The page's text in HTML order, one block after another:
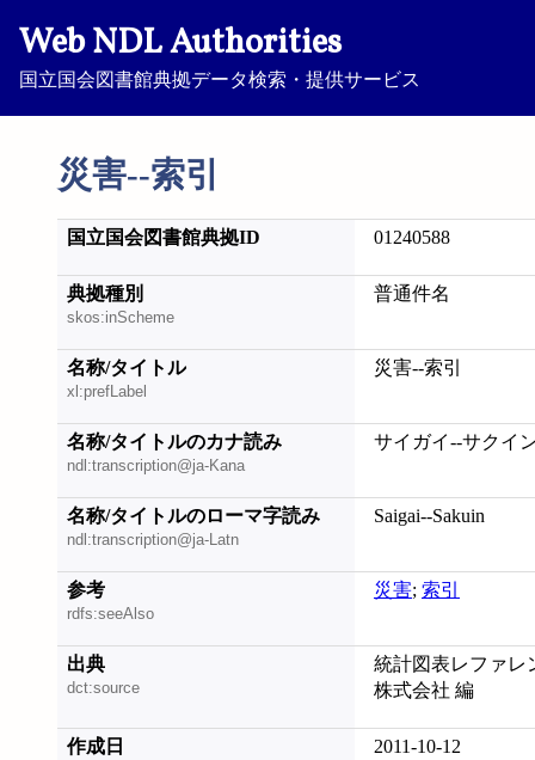
Web NDL Authorities
国立国会図書館典拠データ検索・提供サービス
災害--索引
国立国会図書館典拠ID 01240588
典拠種別
skos:inScheme
普通件名
名称/タイトル
xl:prefLabel
災害--索引
名称/タイトルのカナ読み
ndl:transcription@ja-Kana
サイガイ--サクイ
名称/タイトルのローマ字読み
ndl:transcription@ja-Latn
Saigai--Sakuin
参考
rdfs:seeAlso
災害; 索引
出典
dct:source
統計図表レファレ
株式会社 編
作成日 2011-10-12